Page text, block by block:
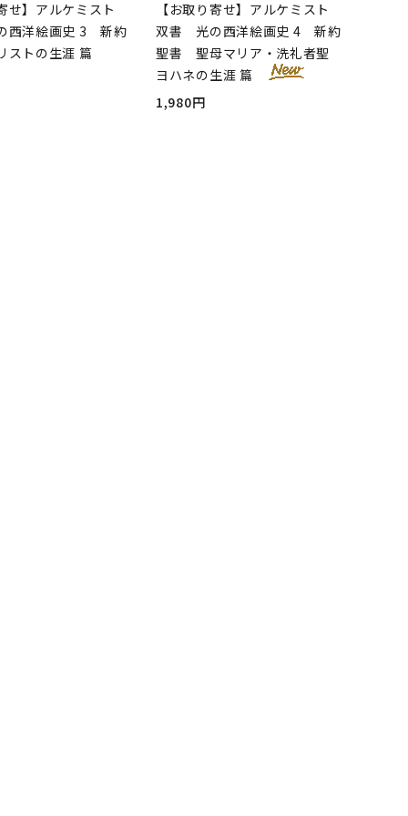
せ】アルケミスト
西洋絵画史 3 新約
ストの生涯 篇
【お取り寄せ】アルケミスト
双書 光の西洋絵画史 4 新約
聖書 聖母マリア・洗礼者聖
ヨハネの生涯 篇
1,980円